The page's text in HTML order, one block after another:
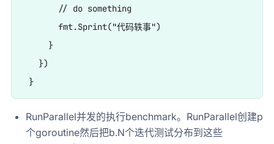
       // do something
       fmt.Sprint("代码轶事")
     }
   })
RunParallel并发的执行benchmark。RunParallel创建p
个goroutine然后把b.N个迭代测试分布到这些